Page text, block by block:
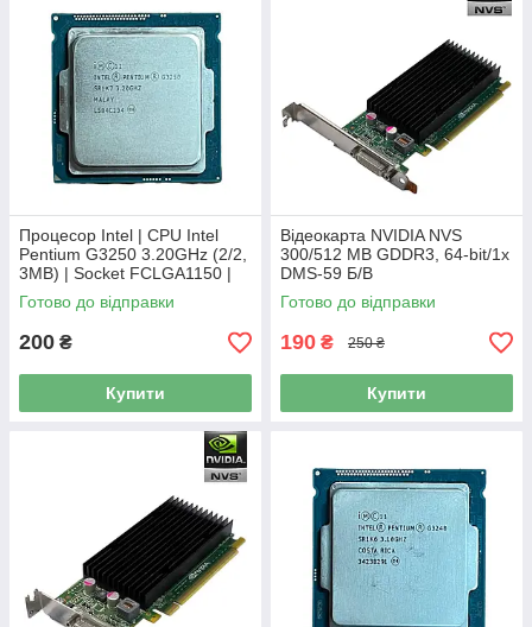
Процесор Intel | CPU Intel
Pentium G3250 3.20GHz (2/2,
3MB) | Socket FCLGA1150 |
SR1K7
Готово до відправки
200 ₴
Купити
Відеокарта NVIDIA NVS
300/512 MB GDDR3, 64-bit/1x
DMS-59 Б/В
Готово до відправки
190 ₴ 250 ₴
Купити